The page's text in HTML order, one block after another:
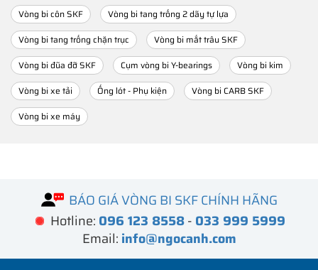
Vòng bi côn SKF
Vòng bi tang trống 2 dãy tự lựa
Vòng bi tang trống chặn trục
Vòng bi mắt trâu SKF
Vòng bi đũa đỡ SKF
Cụm vòng bi Y-bearings
Vòng bi kim
Vòng bi xe tải
Ống lót - Phụ kiện
Vòng bi CARB SKF
Vòng bi xe máy
BÁO GIÁ VÒNG BI SKF CHÍNH HÃNG
Hotline: 096 123 8558- 033 999 5999
Email: info@ngocanh.com